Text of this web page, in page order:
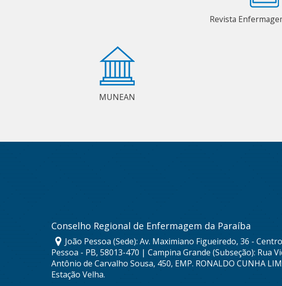
Revista
MUNEAN
Conselho Regional de Enfermagem da Paraíba
João Pessoa (Sede): Av. Maximiano Figueiredo, 36 -
Pessoa - PB, 58013-470 | Campina Grande (Subseção): Rua
Antônio de Carvalho Sousa, 450, EMP. RONALDO CUNHA
Estação Velha.